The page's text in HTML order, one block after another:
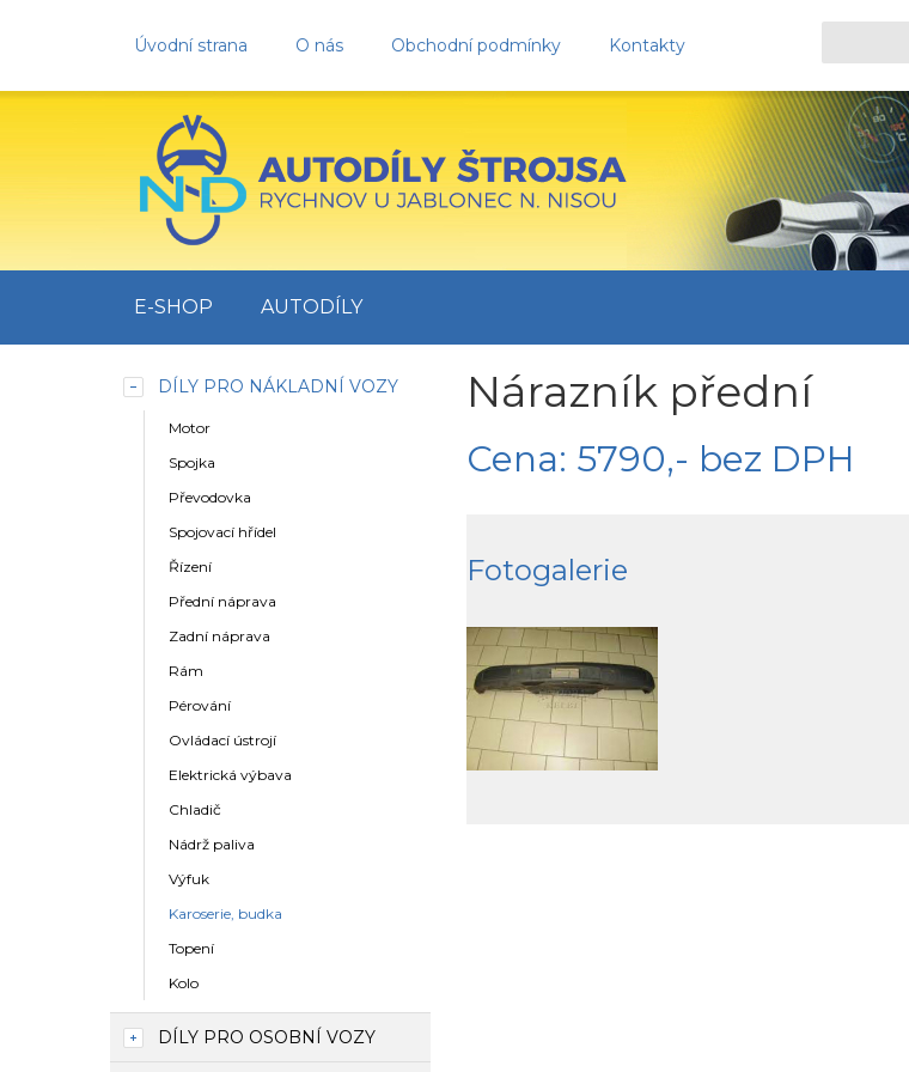
Úvodní strana O nás Obchodní podmínky Kontakty
E-SHOP AUTODÍLY
DÍLY PRO NÁKLADNÍ VOZY
Motor
Spojka
Převodovka
Spojovací hřídel
Řízení
Přední náprava
Zadní náprava
Rám
Pérování
Ovládací ústrojí
Elektrická výbava
Chladič
Nádrž paliva
Výfuk
Karoserie, budka
Topení
Kolo
DÍLY PRO OSOBNÍ VOZY
Nárazník přední
Cena: 5790,- bez DPH
Fotogalerie